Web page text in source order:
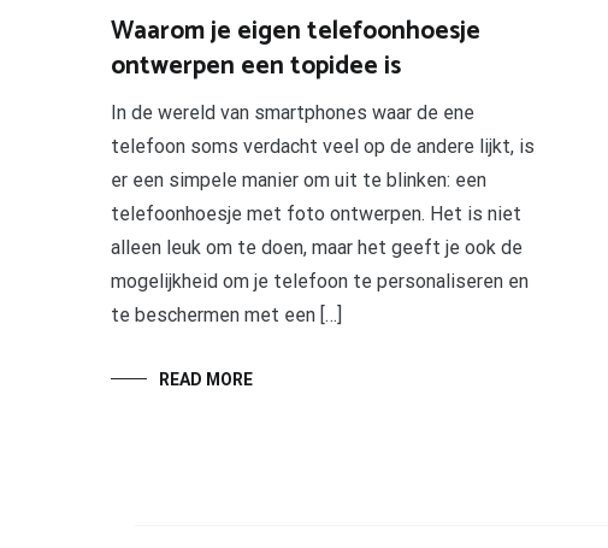
Waarom je eigen telefoonhoesje
ontwerpen een topidee is
In de wereld van smartphones waar de ene
telefoon soms verdacht veel op de andere lijkt, is
er een simpele manier om uit te blinken: een
telefoonhoesje met foto ontwerpen. Het is niet
alleen leuk om te doen, maar het geeft je ook de
mogelijkheid om je telefoon te personaliseren en
te beschermen met een […]
READ MORE